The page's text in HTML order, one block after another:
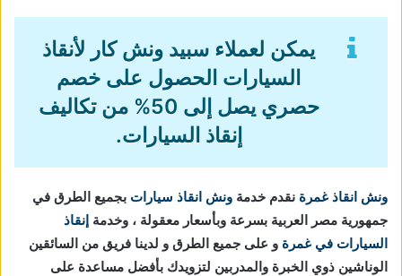
يمكن لعملاء سبيد ونش كار لأنقاذ
السيارات الحصول على خصم
حصري يصل إلى 50% من تكاليف
إنقاذ السيارات.
ونش انقاذ غمرة نقدم خدمة ونش انقاذ سيارات بجميع الطرق في
جمهورية مصر العربية بسرعة وبأسعار معقولة ، وخدمة إنقاذ
السيارات في غمرة و على جميع الطرق و لدينا فريق من السائقين
الوناشين ذوي الخبرة والمدربين لتزويدك بأفضل مساعدة على